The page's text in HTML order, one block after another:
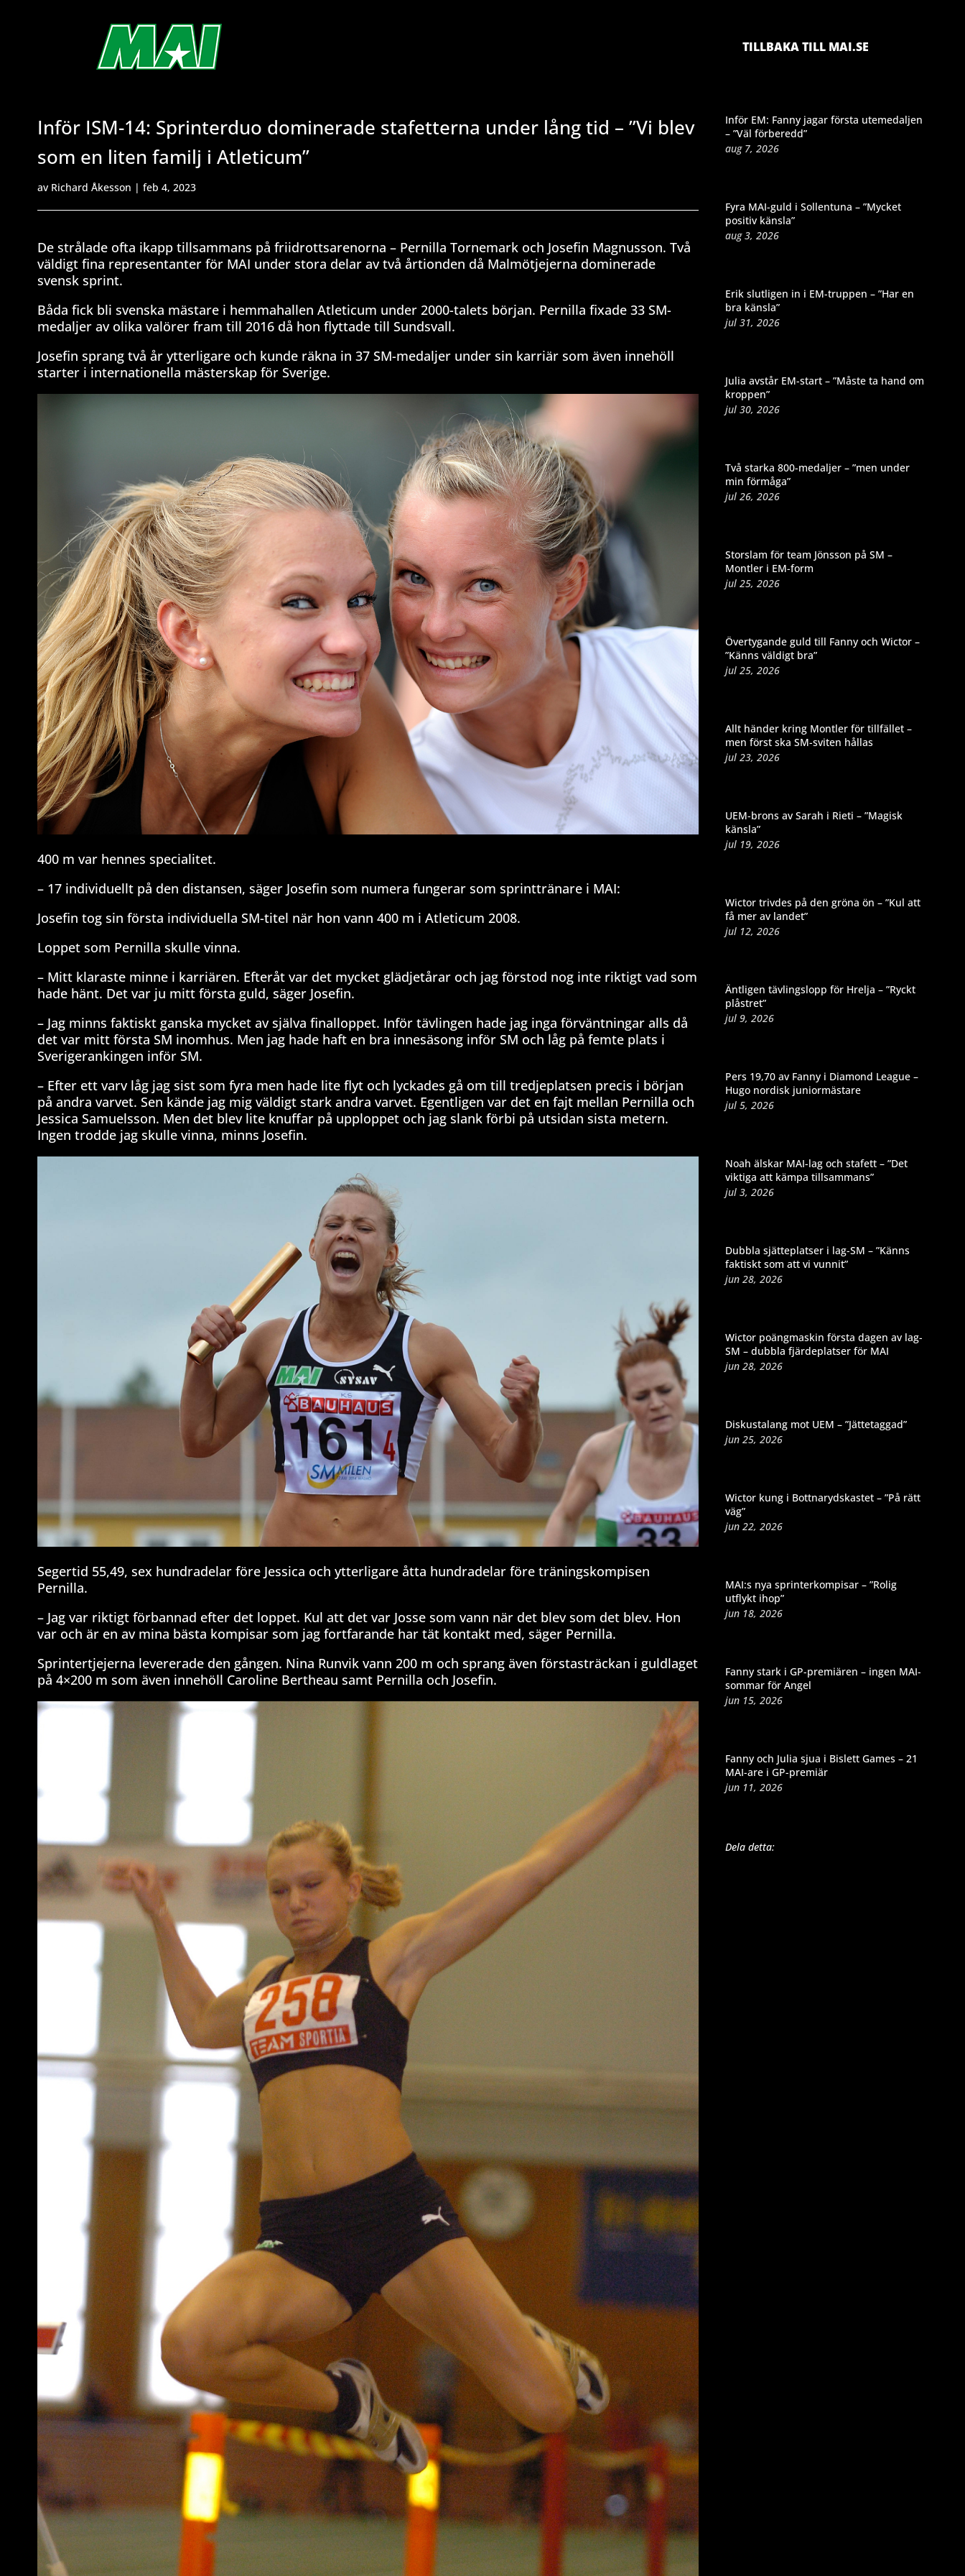
TILLBAKA TILL MAI.SE
Inför ISM-14: Sprinterduo dominerade stafetterna under lång tid – ”Vi blev
som en liten familj i Atleticum”
av Richard Åkesson | feb 4, 2023
De strålade ofta ikapp tillsammans på friidrottsarenorna – Pernilla Tornemark och Josefin Magnusson. Två
väldigt fina representanter för MAI under stora delar av två årtionden då Malmötjejerna dominerade
svensk sprint.
Båda fick bli svenska mästare i hemmahallen Atleticum under 2000-talets början. Pernilla fixade 33 SM-
medaljer av olika valörer fram till 2016 då hon flyttade till Sundsvall.
Josefin sprang två år ytterligare och kunde räkna in 37 SM-medaljer under sin karriär som även innehöll
starter i internationella mästerskap för Sverige.
400 m var hennes specialitet.
– 17 individuellt på den distansen, säger Josefin som numera fungerar som sprinttränare i MAI:
Josefin tog sin första individuella SM-titel när hon vann 400 m i Atleticum 2008.
Loppet som Pernilla skulle vinna.
– Mitt klaraste minne i karriären. Efteråt var det mycket glädjetårar och jag förstod nog inte riktigt vad som
hade hänt. Det var ju mitt första guld, säger Josefin.
– Jag minns faktiskt ganska mycket av själva finalloppet. Inför tävlingen hade jag inga förväntningar alls då
det var mitt första SM inomhus. Men jag hade haft en bra innesäsong inför SM och låg på femte plats i
Sverigerankingen inför SM.
– Efter ett varv låg jag sist som fyra men hade lite flyt och lyckades gå om till tredjeplatsen precis i början
på andra varvet. Sen kände jag mig väldigt stark andra varvet. Egentligen var det en fajt mellan Pernilla och
Jessica Samuelsson. Men det blev lite knuffar på upploppet och jag slank förbi på utsidan sista metern.
Ingen trodde jag skulle vinna, minns Josefin.
Segertid 55,49, sex hundradelar före Jessica och ytterligare åtta hundradelar före träningskompisen
Pernilla.
– Jag var riktigt förbannad efter det loppet. Kul att det var Josse som vann när det blev som det blev. Hon
var och är en av mina bästa kompisar som jag fortfarande har tät kontakt med, säger Pernilla.
Sprintertjejerna levererade den gången. Nina Runvik vann 200 m och sprang även förstasträckan i guldlaget
på 4×200 m som även innehöll Caroline Bertheau samt Pernilla och Josefin.
Inför EM: Fanny jagar första utemedaljen
– ”Väl förberedd”
aug 7, 2026
Fyra MAI-guld i Sollentuna – ”Mycket
positiv känsla”
aug 3, 2026
Erik slutligen in i EM-truppen – ”Har en
bra känsla”
jul 31, 2026
Julia avstår EM-start – ”Måste ta hand om
kroppen”
jul 30, 2026
Två starka 800-medaljer – ”men under
min förmåga”
jul 26, 2026
Storslam för team Jönsson på SM –
Montler i EM-form
jul 25, 2026
Övertygande guld till Fanny och Wictor –
”Känns väldigt bra”
jul 25, 2026
Allt händer kring Montler för tillfället –
men först ska SM-sviten hållas
jul 23, 2026
UEM-brons av Sarah i Rieti – ”Magisk
känsla”
jul 19, 2026
Wictor trivdes på den gröna ön – ”Kul att
få mer av landet”
jul 12, 2026
Äntligen tävlingslopp för Hrelja – ”Ryckt
plåstret”
jul 9, 2026
Pers 19,70 av Fanny i Diamond League –
Hugo nordisk juniormästare
jul 5, 2026
Noah älskar MAI-lag och stafett – ”Det
viktiga att kämpa tillsammans”
jul 3, 2026
Dubbla sjätteplatser i lag-SM – ”Känns
faktiskt som att vi vunnit”
jun 28, 2026
Wictor poängmaskin första dagen av lag-
SM – dubbla fjärdeplatser för MAI
jun 28, 2026
Diskustalang mot UEM – ”Jättetaggad”
jun 25, 2026
Wictor kung i Bottnarydskastet – ”På rätt
väg”
jun 22, 2026
MAI:s nya sprinterkompisar – ”Rolig
utflykt ihop”
jun 18, 2026
Fanny stark i GP-premiären – ingen MAI-
sommar för Angel
jun 15, 2026
Fanny och Julia sjua i Bislett Games – 21
MAI-are i GP-premiär
jun 11, 2026
Dela detta: